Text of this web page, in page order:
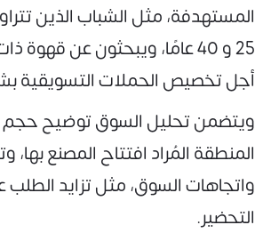
المستهدفة، مثل الشباب الذين
25 و 40 عامًا، ويبحثون عن
أجل تخصيص الحملات التسويقية
ويتضمن تحليل السوق توضيح
المنطقة المُراد افتتاح المصنع بها،
واتجاهات السوق، مثل تزايد
التحضير.